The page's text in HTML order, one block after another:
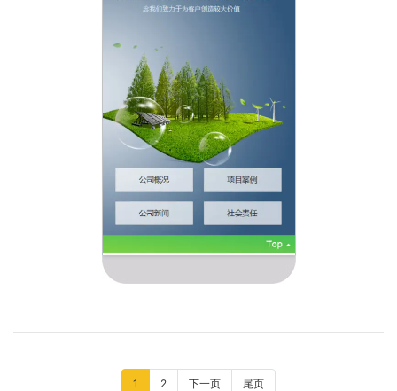
1 2 下一页 尾页